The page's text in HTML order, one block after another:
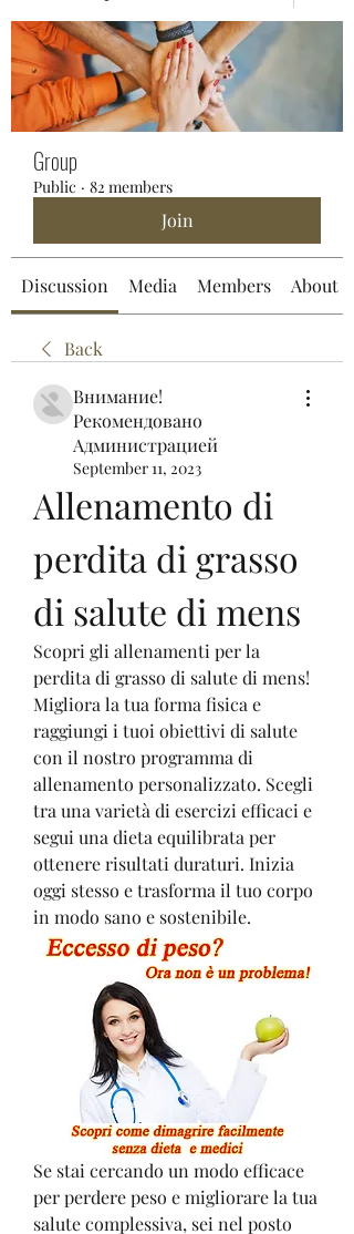
Group
Public · 82 members
Join
Discussion Media Members About
Back
Внимание!
Рекомендовано
Администрацией
September 11, 2023
Allenamento di
perdita di grasso
di salute di mens
Scopri gli allenamenti per la
perdita di grasso di salute di mens!
Migliora la tua forma fisica e
raggiungi i tuoi obiettivi di salute
con il nostro programma di
allenamento personalizzato. Scegli
tra una varietà di esercizi efficaci e
segui una dieta equilibrata per
ottenere risultati duraturi. Inizia
oggi stesso e trasforma il tuo corpo
in modo sano e sostenibile.
Se stai cercando un modo efficace
per perdere peso e migliorare la tua
salute complessiva, sei nel posto